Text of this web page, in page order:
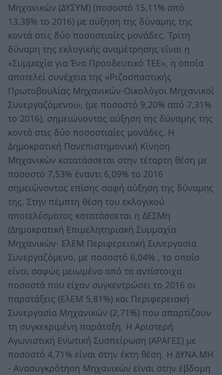
Μηχανικών (ΔΥΣΥΜ) (ποσοστό 15,11% από
13,38% το 2016) με αύξηση της δύναμης της
κοντά στις δύο ποσοστιαίες μονάδες. Τρίτη
δύναμη της εκλογικής αναμέτρησης είναι η
«Συμμαχία για Ένα Προοδευτικό ΤΕΕ», η οποία
αποτελεί συνέχεια της «Ριζοσπαστικής
Πρωτοβουλίας Μηχανικών-Οικολόγοι Μηχανικοί
Συνεργαζόμενοι», (με ποσοστό 9,20% από 7,31%
το 2016), σημειώνοντας αύξηση της δύναμης της
κοντά στις δύο ποσοστιαίες μονάδες. Η
Δημοκρατική Πανεπιστημονική Κίνηση
Μηχανικών κατατάσσεται στην τέταρτη θέση με
ποσοστό 7,53% έναντι 6,09% το 2016
σημειώνοντας επίσης σαφή αύξηση της δύναμης
της. Στην πέμπτη θέση του εκλογικού
αποτελέσματος κατατάσσεται η ΔΕΣΜη
(Δημοκρατική Επιμελητηριακή Συμμαχία
Μηχανικών- ΕλΕΜ Περιφερειακή Συνεργασία
Συνεργαζόμενο, με ποσοστό 6,04% , το οποίο
είναι σαφώς μειωμένο από τα αντίστοιχα
ποσοστά που είχαν συγκεντρώσει το 2016 οι
παρατάξεις (ΕλΕΜ 5,81%) και Περιφερειακή
Συνεργασία Μηχανικών (2,71%) που απαρτίζουν
τη συγκεκριμένη παράταξη. Η Αριστερή
Αγωνιστική Ενωτική Συσπείρωση (ΑΡΑΓΕΣ) με
ποσοστό 4,71% είναι στην έκτη θέση. Η ΔΥΝΑ.ΜΗ
- Ανασυγκρότηση Μηχανικών είναι στην έβδομη